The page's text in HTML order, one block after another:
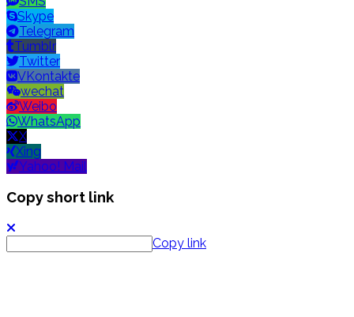
Skype
Telegram
Tumblr
Twitter
VKontakte
wechat
Weibo
WhatsApp
X
Xing
Yahoo! Mail
Copy short link
Copy link